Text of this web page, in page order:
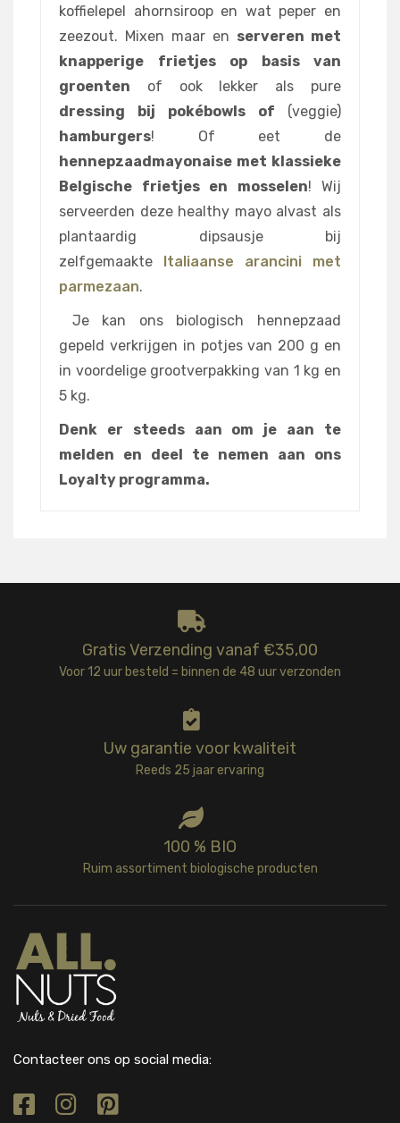
koffielepel ahornsiroop en wat peper en
zeezout. Mixen maar en serveren met
knapperige frietjes op basis van
groenten of ook lekker als pure
dressing bij pokébowls of (veggie)
hamburgers! Of eet de
hennepzaadmayonaise met klassieke
Belgische frietjes en mosselen! Wij
serveerden deze healthy mayo alvast als
plantaardig dipsausje bij
zelfgemaakte Italiaanse arancini met
parmezaan.
Je kan ons biologisch hennepzaad
gepeld verkrijgen in potjes van 200 g en
in voordelige grootverpakking van 1 kg en
5 kg.
Denk er steeds aan om je aan te
melden en deel te nemen aan ons
Loyalty programma.
Gratis Verzending vanaf €35,00
Voor 12 uur besteld = binnen de 48 uur verzonden
Uw garantie voor kwaliteit
Reeds 25 jaar ervaring
100 % BIO
Ruim assortiment biologische producten
Contacteer ons op social media: